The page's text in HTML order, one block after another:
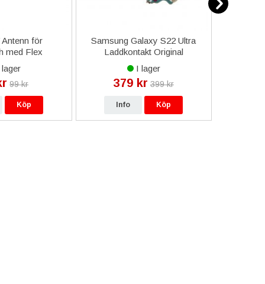
för
med Flex
99 kr
Köp
Samsung Galaxy S22 Ultra
Laddkontakt Original
I lager
379 kr 399 kr
Info Köp